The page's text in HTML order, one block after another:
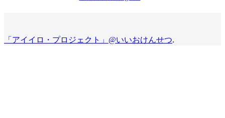
「アイイロ・プロジェクト」@いいおけんせつ.